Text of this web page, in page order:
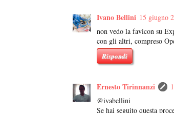
Ivano Bellini 15 giugno
non vedo la favicon su
con gli altri, compreso
Rispondi
Ernesto Tirinnanzi
@ivabellini
Se hai seguito questa